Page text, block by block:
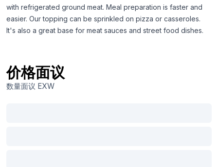
with refrigerated ground meat. Meal preparation is faster and
easier. Our topping can be sprinkled on pizza or casseroles.
It's also a great base for meat sauces and street food dishes.
价格面议
数量面议 EXW